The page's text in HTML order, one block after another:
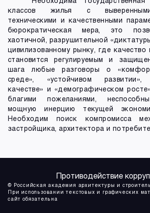
классов жилья с
техническими и качественными
бюрократическая мера, это
хаотичной, разрушительной
цивилизованному рынку, где
становится регулируемым и
шага любые разговоры о
среде», «устойчивом развитии»,
качестве» и «демографическом
благими пожеланиями,
мощную инерцию текущей
Необходим поиск компромисса
застройщика, архитектора и
© Российская академия архитектуры и
При использовании текстовых и графических
сайт обязательна
Противодействие